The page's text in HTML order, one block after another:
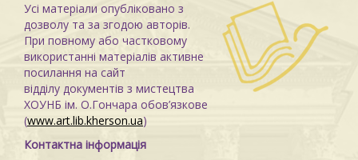
Усі матеріали опубліковано з
дозволу та за згодою авторів.
При повному або частковому
використанні матеріалів активне
посилання на сайт
відділу документів з мистецтва
ХОУНБ ім. О.Гончара обов’язкове
(www.art.lib.kherson.ua)
Контактна інформація